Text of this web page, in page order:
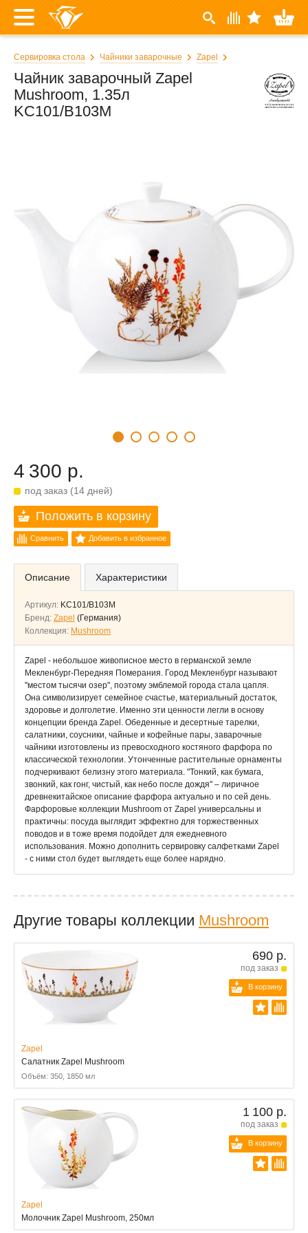
Сервировка стола Чайники заварочные Zapel
Чайник заварочный Zapel
Mushroom, 1.35л
KC101/B103M
4 300 р.
под заказ (14 дней)
Положить в корзину
Сравнить Добавить в избранное
Описание Характеристики
Артикул: KC101/B103M
Бренд: Zapel (Германия)
Коллекция: Mushroom
Zapel - небольшое живописное место в германской земле
Мекленбург-Передняя Померания. Город Мекленбург называют
"местом тысячи озер", поэтому эмблемой города стала цапля.
Она символизирует семейное счастье, материальный достаток,
здоровье и долголетие. Именно эти ценности легли в основу
концепции бренда Zapel. Обеденные и десертные тарелки,
салатники, соусники, чайные и кофейные пары, заварочные
чайники изготовлены из превосходного костяного фарфора по
классической технологии. Утонченные растительные орнаменты
подчеркивают белизну этого материала. "Тонкий, как бумага,
звонкий, как гонг, чистый, как небо после дождя" – лиричное
древнекитайское описание фарфора актуально и по сей день.
Фарфоровые коллекции Mushroom от Zapel универсальны и
практичны: посуда выглядит эффектно для торжественных
поводов и в тоже время подойдет для ежедневного
использования. Можно дополнить сервировку салфетками Zapel
- с ними стол будет выглядеть еще более нарядно.
Другие товары коллекции Mushroom
690 р.
под заказ
В корзину
Zapel
Салатник Zapel Mushroom
Объём: 350, 1850 мл
1 100 р.
под заказ
В корзину
Zapel
Молочник Zapel Mushroom, 250мл